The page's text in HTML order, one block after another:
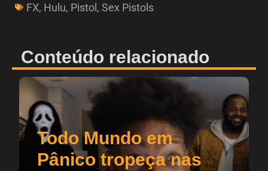
FX, Hulu, Pistol, Sex Pistols
Conteúdo relacionado
Todo Mundo em
Pânico tropeça nas